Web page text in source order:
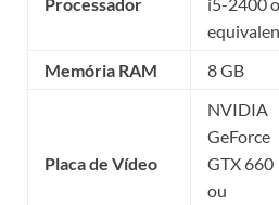
Memória RAM
8 GB
Placa de Vídeo
NVIDIA
GeForce
GTX 660
ou